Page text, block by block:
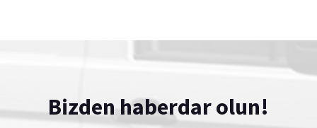
Bizden haberdar olun!